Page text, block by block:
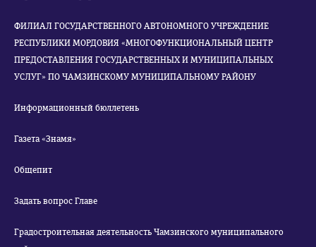
ФИЛИАЛ ГОСУДАРСТВЕННОГО АВТОНОМНОГО УЧРЕЖДЕНИЕ
РЕСПУБЛИКИ МОРДОВИЯ «МНОГОФУНКЦИОНАЛЬНЫЙ ЦЕНТР
ПРЕДОСТАВЛЕНИЯ ГОСУДАРСТВЕННЫХ И МУНИЦИПАЛЬНЫХ
УСЛУГ» ПО ЧАМЗИНСКОМУ МУНИЦИПАЛЬНОМУ РАЙОНУ
Информационный бюллетень
Газета «Знамя»
Общепит
Задать вопрос Главе
Градостроительная деятельность Чамзинского муниципального